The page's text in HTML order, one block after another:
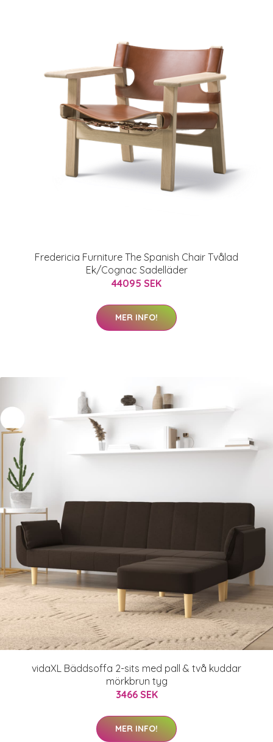
Fredericia Furniture The Spanish Chair Tvålad
Ek/Cognac Sadelläder
44095 SEK
MER INFO!
vidaXL Bäddsoffa 2-sits med pall & två kuddar
mörkbrun tyg
3466 SEK
MER INFO!